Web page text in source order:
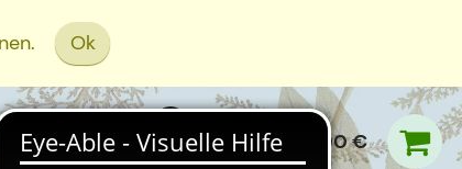
Ok
0,00 €